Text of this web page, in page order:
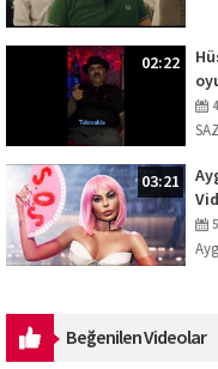
02:22
03:21
Beğenilen Videolar